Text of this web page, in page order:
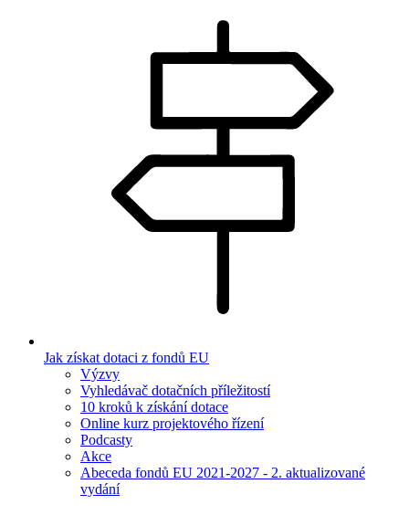
Jak získat dotaci z fondů EU
Výzvy
Vyhledávač dotačních příležitostí
10 kroků k získání dotace
Online kurz projektového řízení
Podcasty
Akce
Abeceda fondů EU 2021-2027 - 2. aktualizované
vydání